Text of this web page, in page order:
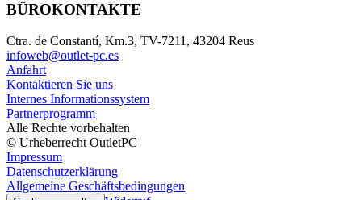
BÜROKONTAKTE
Ctra. de Constantí, Km.3, TV-7211, 43204 Reus
infoweb@outlet-pc.es
Anfahrt
Kontaktieren Sie uns
Internes Informationssystem
Partnerprogramm
Alle Rechte vorbehalten
© Urheberrecht OutletPC
Impressum
Datenschutzerklärung
Allgemeine Geschäftsbedingungen